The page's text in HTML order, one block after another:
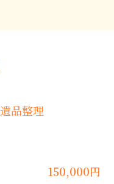
品整理
150,000円